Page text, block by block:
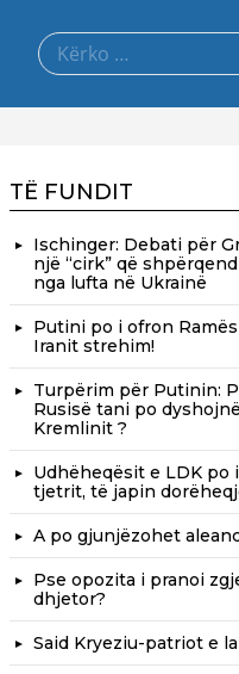
Search
for:
TË FUNDIT
Ischinger: Debati për
një “cirk” që
nga lufta në Ukrainë
Putini po i ofron
Iranit strehim!
Turpërim për Putinin:
Rusisë tani po
Kremlinit ?
Udhëheqësit e LDK po
tjetrit, të japin
A po gjunjëzohet
Pse opozita i pranoi
dhjetor?
Said Kryeziu-patriot e